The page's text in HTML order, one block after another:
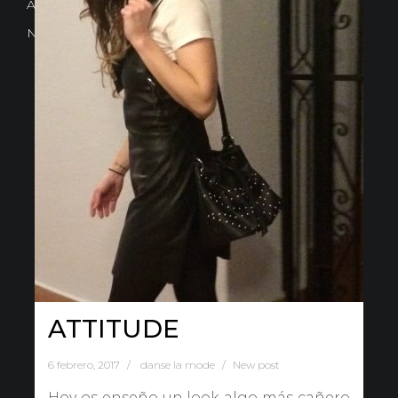
ATTITUDE
6 febrero, 2017 danse la mode New post
Avd. Comercial 20 Barañain (Navarra)
Nota Legal·Privacidad Política de Cookies